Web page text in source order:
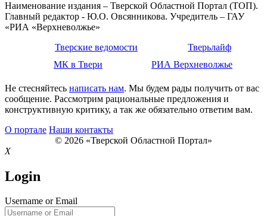
Наименование издания – Тверской Областной Портал (ТОП).
Главный редактор - Ю.О. Овсянникова. Учредитель – ГАУ
«РИА «Верхневолжье»
Тверские ведомости
Тверьлайф
МК в Твери
РИА Верхневолжье
Не стесняйтесь написать нам. Мы будем рады получить от вас
сообщение. Рассмотрим рациональные предложения и
конструктивную критику, а так же обязательно ответим вам.
О портале Наши контакты
© 2026 «Тверской Областной Портал»
X
Login
Username or Email